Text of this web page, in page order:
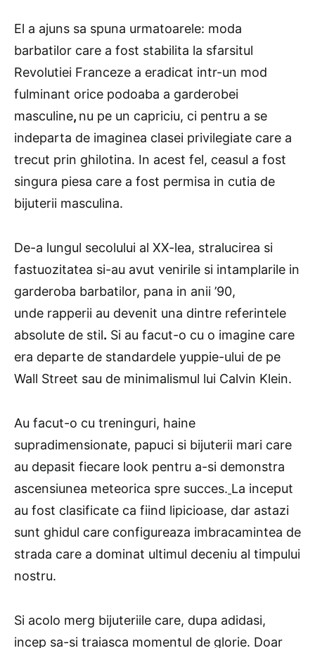
El a ajuns sa spuna urmatoarele: moda
barbatilor care a fost stabilita la sfarsitul
Revolutiei Franceze a eradicat intr-un mod
fulminant orice podoaba a garderobei
masculine, nu pe un capriciu, ci pentru a se
indeparta de imaginea clasei privilegiate care a
trecut prin ghilotina. In acest fel, ceasul a fost
singura piesa care a fost permisa in cutia de
bijuterii masculina.
De-a lungul secolului al XX-lea, stralucirea si
fastuozitatea si-au avut venirile si intamplarile in
garderoba barbatilor, pana in anii ’90,
unde rapperii au devenit una dintre referintele
absolute de stil. Si au facut-o cu o imagine care
era departe de standardele yuppie-ului de pe
Wall Street sau de minimalismul lui Calvin Klein.
Au facut-o cu treninguri, haine
supradimensionate, papuci si bijuterii mari care
au depasit fiecare look pentru a-si demonstra
ascensiunea meteorica spre succes. La inceput
au fost clasificate ca fiind lipicioase, dar astazi
sunt ghidul care configureaza imbracamintea de
strada care a dominat ultimul deceniu al timpului
nostru.
Si acolo merg bijuteriile care, dupa adidasi,
incep sa-si traiasca momentul de glorie. Doar